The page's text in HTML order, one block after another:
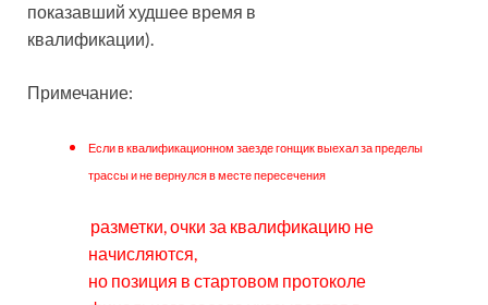
показавший худшее время в
квалификации).
Примечание:
Если в квалификационном заезде гонщик выехал за пределы
трассы и не вернулся в месте пересечения
разметки, очки за квалификацию не
начисляются,
но позиция в стартовом протоколе